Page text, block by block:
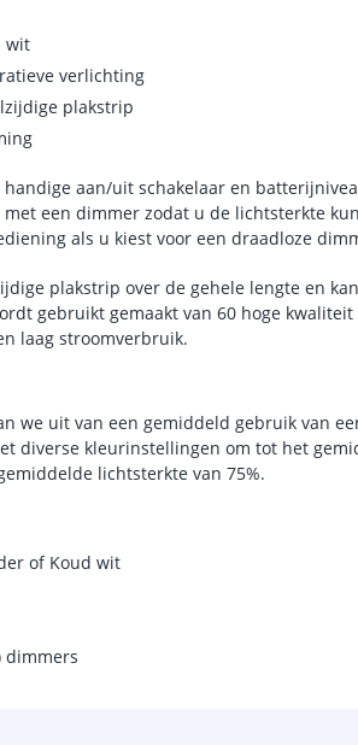
wit
verlichting
plakstrip
aan/uit schakelaar en
een dimmer zodat u de lichtsterkte
als u kiest voor een draadloze
plakstrip over de gehele lengte en
gebruikt gemaakt van 60 hoge
laag stroomverbruik.
we uit van een gemiddeld gebruik van
diverse kleurinstellingen om tot het
lichtsterkte van 75%.
of Koud wit
dimmers